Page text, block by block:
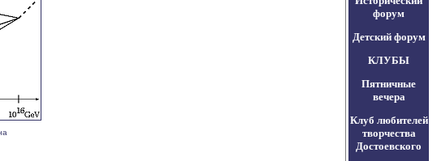
форум
Детский форум
КЛУБЫ
Пятничные
вечера
Клуб любителей
творчества
Достоевского